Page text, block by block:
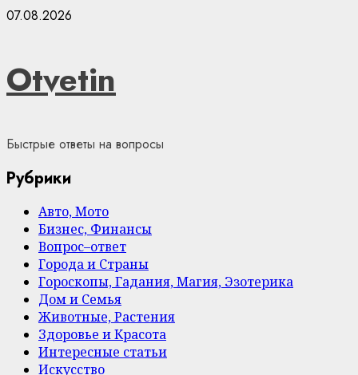
Skip
07.08.2026
Otvetin
Быстрые ответы на вопросы
Рубрики
Авто, Мото
Бизнес, Финансы
Вопрос–ответ
Города и Страны
Гороскопы, Гадания, Магия, Эзотерика
Дом и Семья
Животные, Растения
Здоровье и Красота
Интересные статьи
Искусство